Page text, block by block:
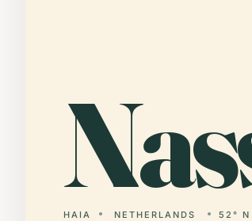
HAIA NETHERLANDS 52° N